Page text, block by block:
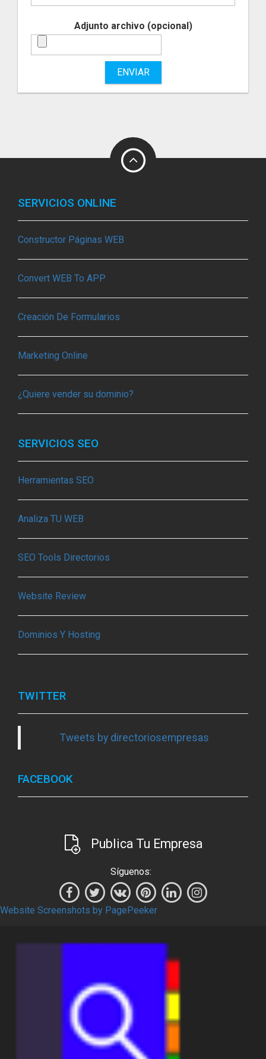
Adjunto archivo (opcional)
ENVIAR
SERVICIOS ONLINE
Constructor Páginas WEB
Convert WEB To APP
Creación De Formularios
Marketing Online
¿Quiere vender su dominio?
SERVICIOS SEO
Herramientas SEO
Analiza TU WEB
SEO Tools Directorios
Website Review
Dominios Y Hosting
TWITTER
Tweets by directoriosempresas
FACEBOOK
Publica Tu Empresa
Síguenos:
Website Screenshots by PagePeeker